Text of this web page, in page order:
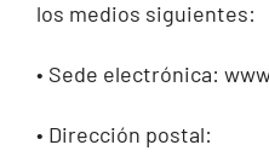
los medios siguientes:
• Sede electrónica:
• Dirección postal: